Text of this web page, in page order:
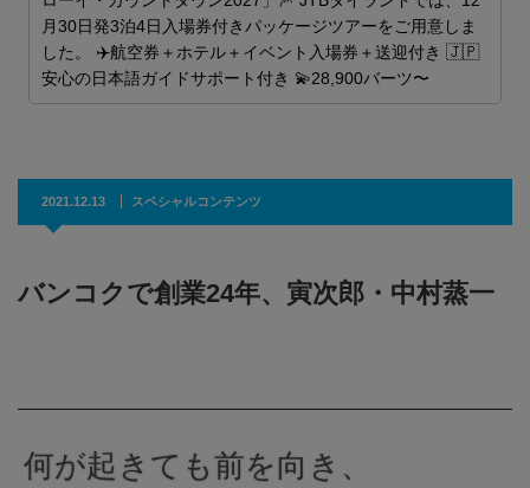
月30日発3泊4日入場券付きパッケージツアーをご用意しま
した。 ✈️航空券＋ホテル＋イベント入場券＋送迎付き 🇯🇵
安心の日本語ガイドサポート付き 💫28,900バーツ〜
2021.12.13 スペシャルコンテンツ
バンコクで創業24年、寅次郎・中村蒸一
何が起きても前を向き、